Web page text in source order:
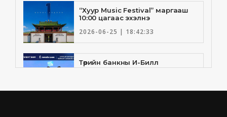
“Хуур Music Festival” маргааш
10:00 цагаас эхэлнэ
2026-06-25 | 18:42:33
Төрийн банкны И-Билл
үйлчилгээнд Голомт банк
2026-06-25 | 9:33:55